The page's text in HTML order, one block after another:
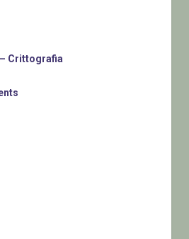
Crittografia